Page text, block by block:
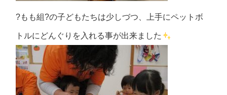
?もも組?の子どもたちは少しづつ、上手にペットボ
トルにどんぐりを入れる事が出来ました